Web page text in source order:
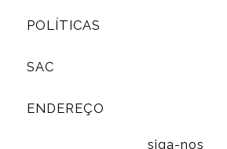
POLÍTICAS
SAC
ENDEREÇO
siga-nos